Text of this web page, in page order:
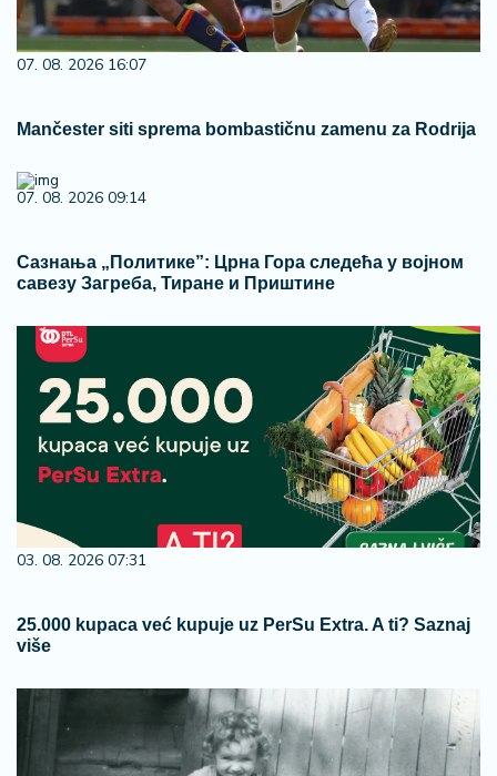
07. 08. 2026 16:07
Mančester siti sprema bombastičnu zamenu za Rodrija
07. 08. 2026 09:14
Сазнања „Политике”: Црна Гора следећа у војном
савезу Загреба, Тиране и Приштине
03. 08. 2026 07:31
25.000 kupaca već kupuje uz PerSu Extra. A ti? Saznaj
više